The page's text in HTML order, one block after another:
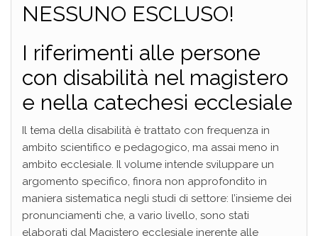
NESSUNO ESCLUSO!
I riferimenti alle persone
con disabilità nel magistero
e nella catechesi ecclesiale
Il tema della disabilità è trattato con frequenza in
ambito scientifico e pedagogico, ma assai meno in
ambito ecclesiale. Il volume intende sviluppare un
argomento specifico, finora non approfondito in
maniera sistematica negli studi di settore: l’insieme dei
pronunciamenti che, a vario livello, sono stati
elaborati dal Magistero ecclesiale inerente alle